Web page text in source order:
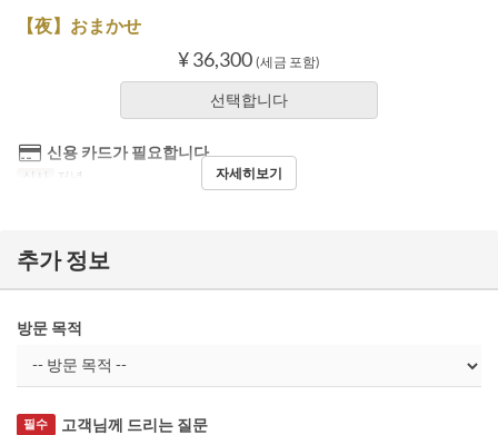
【夜】おまかせ
¥ 36,300 (세금 포함)
선택합니다
신용 카드가 필요합니다
식사 저녁 자세히보기
추가 정보
방문 목적
고객님께 드리는 질문
필수